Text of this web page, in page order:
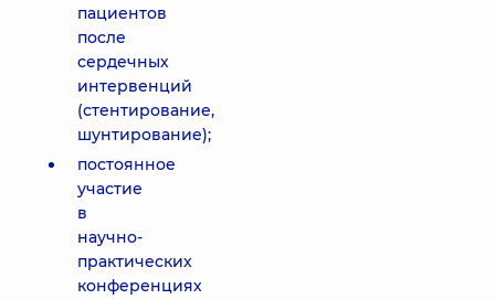
пациентов
после
сердечных
интервенций
(стентирование,
шунтирование);
постоянное
участие
в
научно-
практических
конференциях